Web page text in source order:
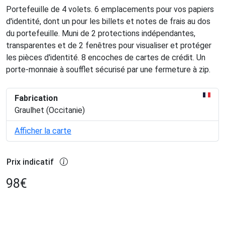
Portefeuille de 4 volets. 6 emplacements pour vos papiers
d'identité, dont un pour les billets et notes de frais au dos
du portefeuille. Muni de 2 protections indépendantes,
transparentes et de 2 fenêtres pour visualiser et protéger
les pièces d'identité. 8 encoches de cartes de crédit. Un
porte-monnaie à soufflet sécurisé par une fermeture à zip.
Fabrication
Graulhet (Occitanie)
Afficher la carte
Prix indicatif
98€